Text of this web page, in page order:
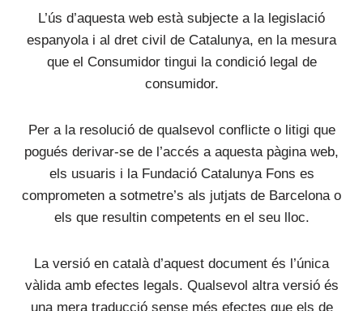
L’ús d’aquesta web està subjecte a la legislació
espanyola i al dret civil de Catalunya, en la mesura
que el Consumidor tingui la condició legal de
consumidor.
Per a la resolució de qualsevol conflicte o litigi que
pogués derivar-se de l’accés a aquesta pàgina web,
els usuaris i la Fundació Catalunya Fons es
comprometen a sotmetre’s als jutjats de Barcelona o
els que resultin competents en el seu lloc.
La versió en català d’aquest document és l’única
vàlida amb efectes legals. Qualsevol altra versió és
una mera traducció sense més efectes que els de